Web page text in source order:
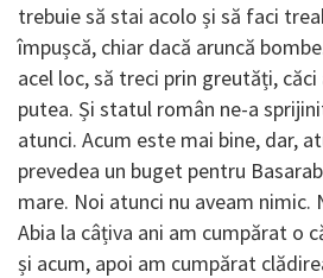
trebuie să stai acolo și să faci
împușcă, chiar dacă aruncă
acel loc, să treci prin greutăți,
putea. Și statul român ne-a
atunci. Acum este mai bine, dar,
prevedea un buget pentru
mare. Noi atunci nu aveam nimic.
Abia la câțiva ani am cumpărat o
și acum, apoi am cumpărat